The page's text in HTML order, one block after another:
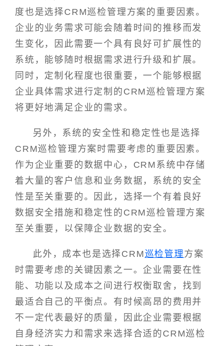
度也是选择CRM巡检管理方案的重要因素。
企业的业务需求可能会随着时间的推移而发
生变化，因此需要一个具有良好可扩展性的
系统，能够随时根据需求进行升级和扩展。
同时，定制化程度也很重要，一个能够根据
企业具体需求进行定制的CRM巡检管理方案
将更好地满足企业的需求。
另外，系统的安全性和稳定性也是选择
CRM巡检管理方案时需要考虑的重要因素。
作为企业重要的数据中心，CRM系统中存储
着大量的客户信息和业务数据，系统的安全
性是至关重要的。因此，选择一个有着良好
数据安全措施和稳定性的CRM巡检管理方案
至关重要，以保障企业数据的安全。
此外，成本也是选择CRM巡检管理方案
时需要考虑的关键因素之一。企业需要在性
能、功能以及成本之间进行权衡取舍，找到
最适合自己的平衡点。有时候高昂的费用并
不一定代表最好的质量，因此企业需要根据
自身经济实力和需求来选择合适的CRM巡检